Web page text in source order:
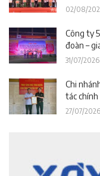
02/08/
Công ty
đoàn – giao lưu
án
31/07/2026
Chi
tác chính
Ngày
27/07/2026